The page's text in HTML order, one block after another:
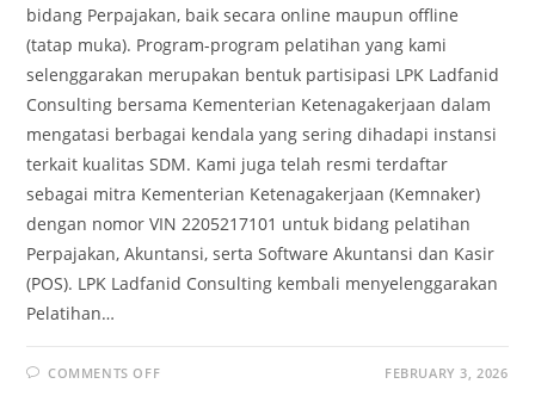
bidang Perpajakan, baik secara online maupun offline
(tatap muka). Program-program pelatihan yang kami
selenggarakan merupakan bentuk partisipasi LPK Ladfanid
Consulting bersama Kementerian Ketenagakerjaan dalam
mengatasi berbagai kendala yang sering dihadapi instansi
terkait kualitas SDM. Kami juga telah resmi terdaftar
sebagai mitra Kementerian Ketenagakerjaan (Kemnaker)
dengan nomor VIN 2205217101 untuk bidang pelatihan
Perpajakan, Akuntansi, serta Software Akuntansi dan Kasir
(POS). LPK Ladfanid Consulting kembali menyelenggarakan
Pelatihan…
COMMENTS OFF FEBRUARY 3, 2026